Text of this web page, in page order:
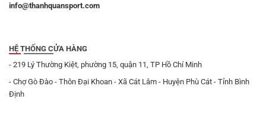
info@thanhquansport.com
HỆ THỐNG CỬA HÀNG
- 219 Lý Thường Kiệt, phường 15, quận 11, TP Hồ Chí Minh
- Chợ Gò Đào - Thôn Đại Khoan - Xã Cát Lâm - Huyện Phù Cát - Tỉnh Bình
Định